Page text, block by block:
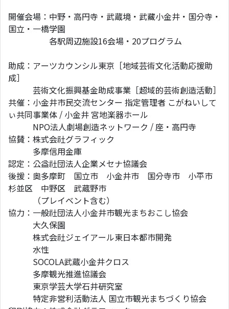
開催会場：中野・高円寺・武蔵境・武藏小金井・国分寺・
国立・一橋学園
各駅周辺施設16会場・20プログラム
助成：アーツカウンシル東京［地域芸術文化活動応援助
成］
芸術文化振興基金助成事業［超域的芸術創造活動］
共催：小金井市民交流センター 指定管理者 こがねいして
ぃ共同事業体 / 小金井 宮地楽器ホール
NPO法人劇場創造ネットワーク / 座・高円寺
協賛：株式会社グラフィック
多摩信用金庫
認定：公益社団法人企業メセナ協議会
後援：奥多摩町 国立市 小金井市 国分寺市 小平市
杉並区 中野区 武蔵野市
（プレイベント含む）
協力：一般社団法人小金井市観光まちおこし協会
大久保園
株式会社ジェイアール東日本都市開発
水性
SOCOLA武蔵小金井クロス
多摩観光推進協議会
東京学芸大学石井研究室
特定非営利活動法人 国立市観光まちづくり協会